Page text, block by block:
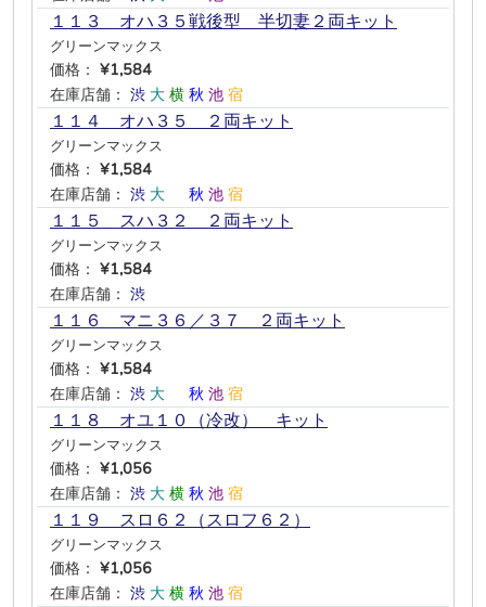
１１３ オハ３５戦後型 半切妻２両キット
グリーンマックス
価格： ¥1,584
在庫店舗： 渋 大 横 秋 池 宿
１１４ オハ３５ ２両キット
グリーンマックス
価格： ¥1,584
在庫店舗： 渋 大 秋 池 宿
１１５ スハ３２ ２両キット
グリーンマックス
価格： ¥1,584
在庫店舗： 渋
１１６ マニ３６／３７ ２両キット
グリーンマックス
価格： ¥1,584
在庫店舗： 渋 大 秋 池 宿
１１８ オユ１０（冷改） キット
グリーンマックス
価格： ¥1,056
在庫店舗： 渋 大 横 秋 池 宿
１１９ スロ６２（スロフ６２）
グリーンマックス
価格： ¥1,056
在庫店舗： 渋 大 横 秋 池 宿